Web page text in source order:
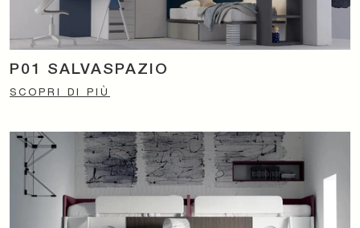
P01 SALVASPAZIO
SCOPRI DI PIÙ